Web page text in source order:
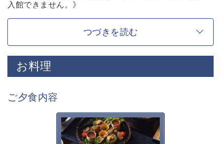
入館できません。》
お客様に寛ぎの時間をお過ごし頂く為に、萃sui-諏訪湖
ならではの“特別”をご紹介させて頂きます。
◇基本プラン内容◇
■囲炉裏茶の間
囲炉裏を囲みながら、庭園を眺めながら・・
萃ならではの、集い語らう寛ぎの空間です。
チェックイン・チェックアウトはこちらで行います。
つづきを読む
お料理
ご夕食内容
萃sui-諏訪湖のお食事は、旬
の美味しく安全な食材を信州